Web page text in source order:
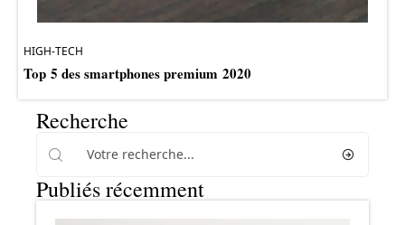
HIGH-TECH
Top 5 des smartphones premium 2020
Recherche
Publiés récemment